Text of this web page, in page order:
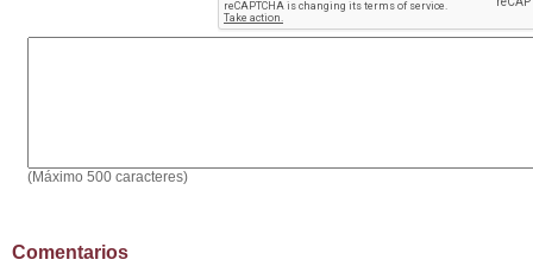
(Máximo 500 caracteres)
Comentarios